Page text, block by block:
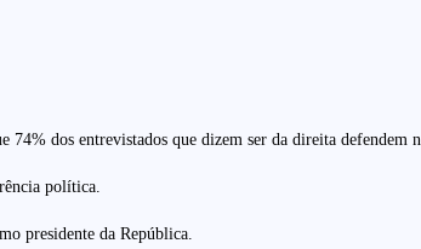
dos entrevistados que dizem ser da direita defendem
política.
presidente da República.